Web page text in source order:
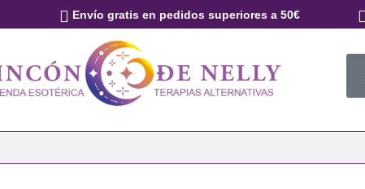
Envío gratis en pedidos superiores a 50€